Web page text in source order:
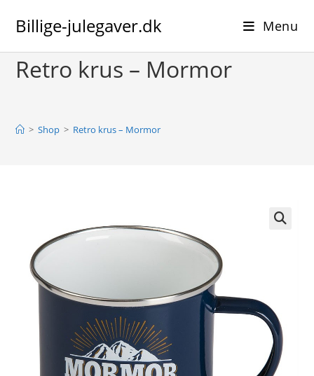
Billige-julegaver.dk Menu
Retro krus – Mormor
> Shop > Retro krus – Mormor